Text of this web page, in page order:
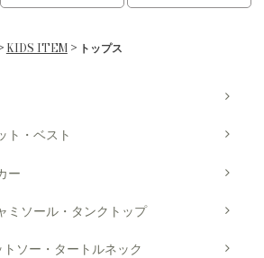
KIDS ITEM> トップス
ト・ベスト
ー
ミソール・タンクトップ
ソー・タートルネック